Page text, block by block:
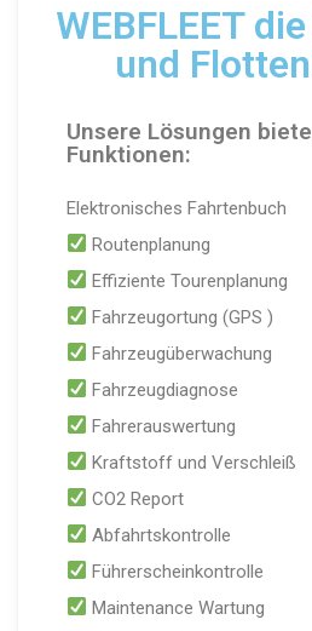
WEBFLEET
und
Unsere Lösungen
Funktionen:
Elektronisches Fahrtenbuch
Routenplanung
Effiziente Tourenplanung
Fahrzeugortung (GPS )
Fahrzeugüberwachung
Fahrzeugdiagnose
Fahrerauswertung
Kraftstoff und Verschleiß
CO2 Report
Abfahrtskontrolle
Führerscheinkontrolle
Maintenance Wartung